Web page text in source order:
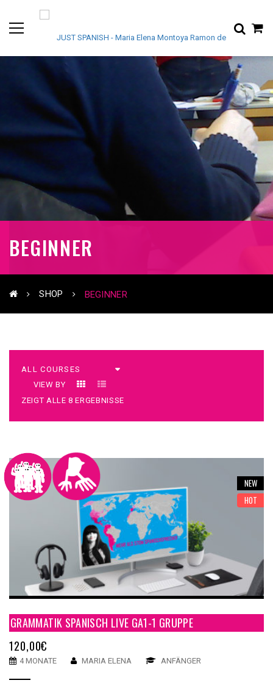
BEGINNER
SHOP BEGINNER
VIEW BY
ZEIGT ALLE 8 ERGEBNISSE
NEW
HOT
GRAMMATIK SPANISCH LIVE GA1-1 GRUPPE
120,00€
4 MONATE MARIA ELENA ANFÄNGER